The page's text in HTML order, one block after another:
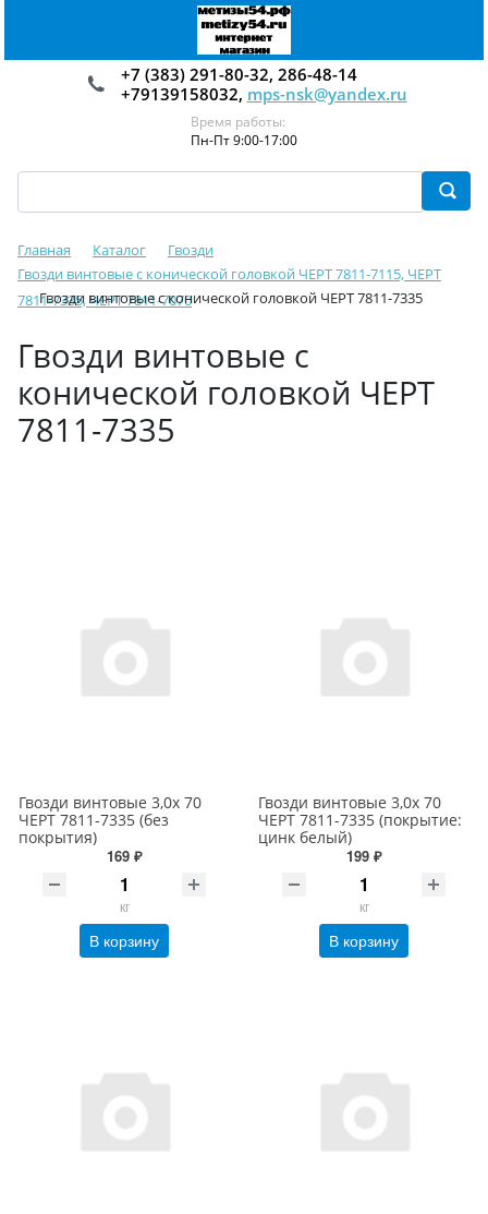
+7 (383) 291-80-32, 286-48-14
+79139158032, mps-nsk@yandex.ru
Время работы:
Пн-Пт 9:00-17:00
Главная Каталог
Гвозди
Гвозди винтовые с конической головкой ЧЕРТ 7811-7115, ЧЕРТ
7811-7335, ЧЕРТ 7811-7070
Гвозди винтовые с конической головкой ЧЕРТ 7811-7335
Гвозди винтовые с
конической головкой ЧЕРТ
7811-7335
Гвозди винтовые 3,0х 70
ЧЕРТ 7811-7335 (без
покрытия)
169 ₽
кг
В корзину
Гвозди винтовые 3,0х 70
ЧЕРТ 7811-7335 (покрытие:
цинк белый)
199 ₽
кг
В корзину